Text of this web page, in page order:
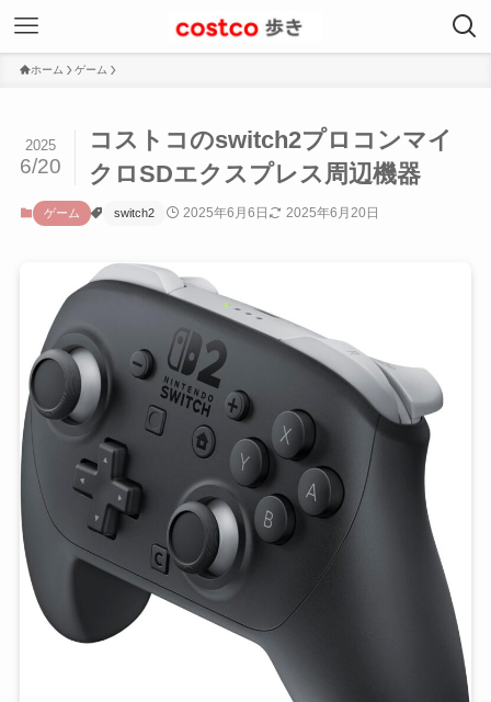
ホーム ゲーム
コストコのswitch2プロコンマイ
クロSDエクスプレス周辺機器
2025
6/20
ゲーム switch2 2025年6月6日 2025年6月20日